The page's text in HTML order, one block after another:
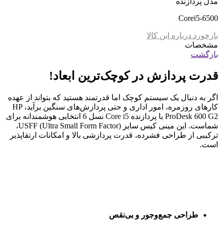
Corei5-6500
بازخورد درباره این کالا
مشخصات
بازگشت
قدرت پردازش در کوچک‌ترین ابعاد!
اگر به دنبال یک سیستم کوچک اما قدرتمند هستید که بتواند از عهده
کارهای روزمره، امور اداری و حتی پردازش‌های سنگین برآید، HP
ProDesk 600 G2 با پردازنده Core i5 نسل 6 انتخابی هوشمندانه برای
شماست. این مینی کیس سایز USFF (Ultra Small Form Factor)،
ترکیبی از طراحی فشرده، قدرت پردازشی بالا و امکانات ارتقاپذیر
است.
طراحی جمع‌وجور و بی‌نقص